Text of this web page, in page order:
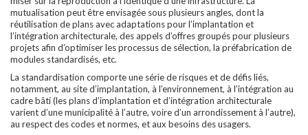
mutualisation peut être envisagée sous plusieurs angles, dont la
réutilisation de plans avec adaptations pour l’implantation et
l’intégration architecturale, des appels d’offres groupés pour plusieurs
projets afin d’optimiser les processus de sélection, la préfabrication de
modules standardisés, etc.
La standardisation comporte une série de risques et de défis liés,
notamment, au site d’implantation, à l’environnement, à l’intégration au
cadre bâti (les plans d’implantation et d’intégration architecturale
varient d’une municipalité à l’autre, voire d’un arrondissement à l’autre),
au respect des codes et normes, et aux besoins des usagers.